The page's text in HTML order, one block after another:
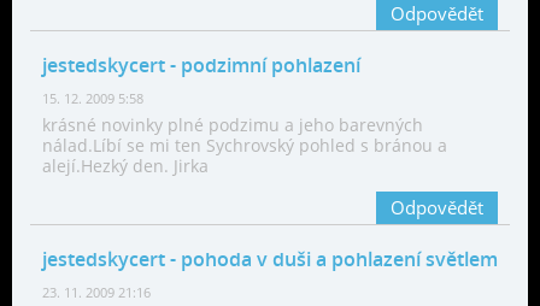
Odpovědět
jestedskycert- podzimní pohlazení
15. 12. 2009 5:58
krásné novinky plné podzimu a jeho barevných
nálad.Líbí se mi ten Sychrovský pohled s bránou a
alejí.Hezký den. Jirka
Odpovědět
jestedskycert- pohoda v duši a pohlazení světlem
23. 11. 2009 21:16